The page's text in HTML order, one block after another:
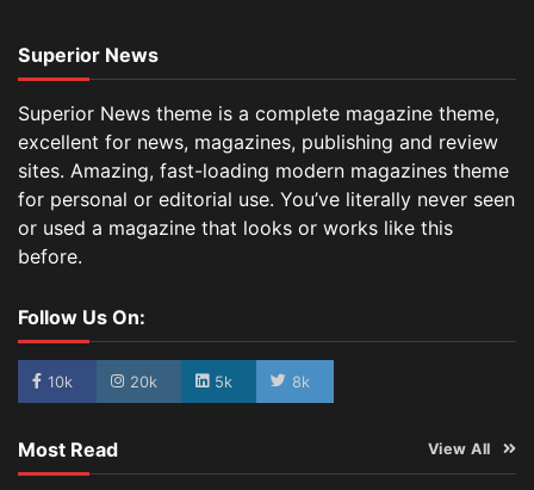
Superior News
Superior News theme is a complete magazine theme,
excellent for news, magazines, publishing and review
sites. Amazing, fast-loading modern magazines theme
for personal or editorial use. You’ve literally never seen
or used a magazine that looks or works like this
before.
Follow Us On:
10k 20k 5k 8k
Most Read View All